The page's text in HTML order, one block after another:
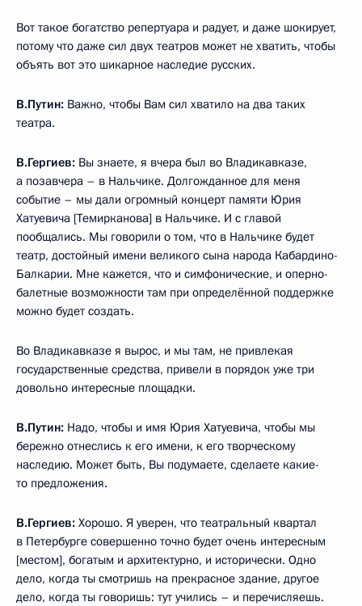
Вот такое богатство репертуара и радует, и даже шокирует,
потому что даже сил двух театров может не хватить, чтобы
объять вот это шикарное наследие русских.
В.Путин: Важно, чтобы Вам сил хватило на два таких
театра.
В.Гергиев: Вы знаете, я вчера был во Владикавказе,
а позавчера – в Нальчике. Долгожданное для меня
событие – мы дали огромный концерт памяти Юрия
Хатуевича [Темирканова] в Нальчике. И с главой
пообщались. Мы говорили о том, что в Нальчике будет
театр, достойный имени великого сына народа Кабардино-
Балкарии. Мне кажется, что и симфонические, и оперно-
балетные возможности там при определённой поддержке
можно будет создать.
Во Владикавказе я вырос, и мы там, не привлекая
государственные средства, привели в порядок уже три
довольно интересные площадки.
В.Путин: Надо, чтобы и имя Юрия Хатуевича, чтобы мы
бережно отнеслись к его имени, к его творческому
наследию. Может быть, Вы подумаете, сделаете какие-
то предложения.
В.Гергиев: Хорошо. Я уверен, что театральный квартал
в Петербурге совершенно точно будет очень интересным
[местом], богатым и архитектурно, и исторически. Одно
дело, когда ты смотришь на прекрасное здание, другое
дело, когда ты говоришь: тут учились – и перечисляешь.